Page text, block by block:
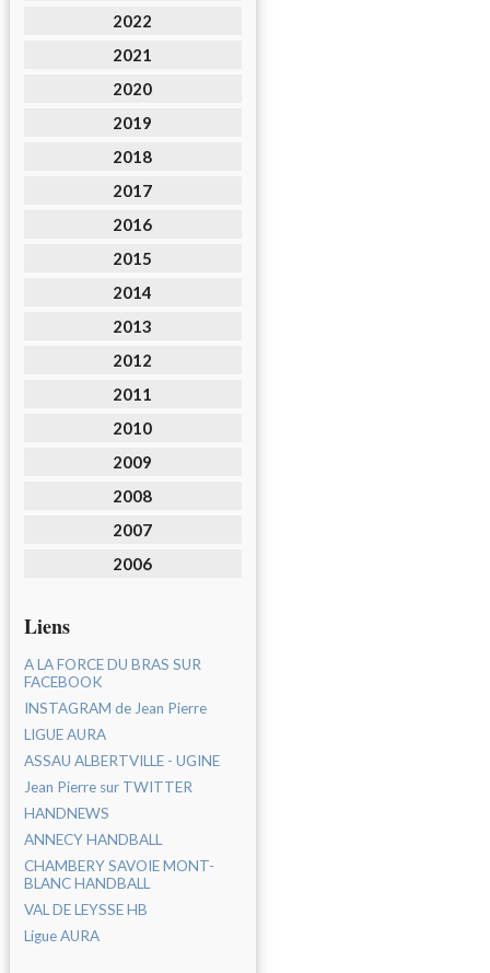
2022
2021
2020
2019
2018
2017
2016
2015
2014
2013
2012
2011
2010
2009
2008
2007
2006
Liens
A LA FORCE DU BRAS SUR
FACEBOOK
INSTAGRAM de Jean Pierre
LIGUE AURA
ASSAU ALBERTVILLE - UGINE
Jean Pierre sur TWITTER
HANDNEWS
ANNECY HANDBALL
CHAMBERY SAVOIE MONT-
BLANC HANDBALL
VAL DE LEYSSE HB
Ligue AURA